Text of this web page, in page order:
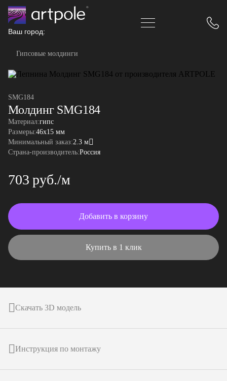
Ваш город:
Гипсовые молдинги
SMG184
Молдинг SMG184
Материал:гипс
Размеры:46x15 мм
Минимальный заказ:2.3 м
Страна-производитель:Россия
703 руб./м
Добавить в корзину
Купить в 1 клик
Скачать 3D модель
Инструкция по монтажу